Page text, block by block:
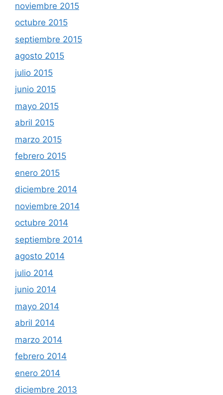
noviembre 2015
octubre 2015
septiembre 2015
agosto 2015
julio 2015
junio 2015
mayo 2015
abril 2015
marzo 2015
febrero 2015
enero 2015
diciembre 2014
noviembre 2014
octubre 2014
septiembre 2014
agosto 2014
julio 2014
junio 2014
mayo 2014
abril 2014
marzo 2014
febrero 2014
enero 2014
diciembre 2013